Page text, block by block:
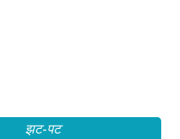
झट-पट